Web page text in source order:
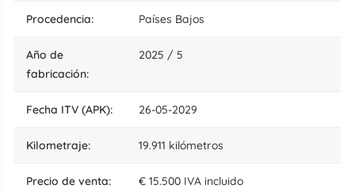
procedencia: Países Bajos
año de
fabricación:
2025 / 5
fecha ITV (APK): 26-05-2029
kilometraje: 19.911 kilómetros
precio de venta: € 15.500 IVA incluido